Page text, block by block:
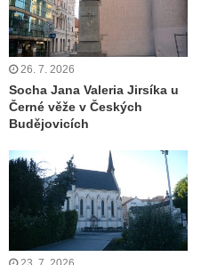
Lípě
parkoviště
u Pravčické
východně
stezky v
v Duchcově
26. 7. 2026
Socha Jana Valeria Jirsíka u
Černé věže v Českých
Budějovicích